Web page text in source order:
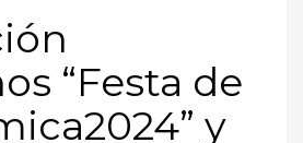
“Festa de
y